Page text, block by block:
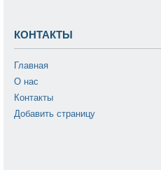
КОНТАКТЫ
Главная
О нас
Контакты
Добавить страницу